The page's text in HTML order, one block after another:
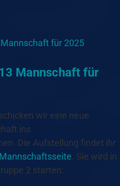
Mannschaft für
wir eine neue
ins
Die Aufstellung findet ihr
. Sie wird in
2 starten: